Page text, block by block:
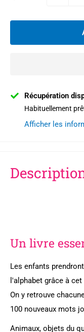
Récupération
Habituellement
Afficher les
Un livre
Les enfants
l'alphabet grâce à
On y retrouve
100 nouveaux mots
Animaux, objets du